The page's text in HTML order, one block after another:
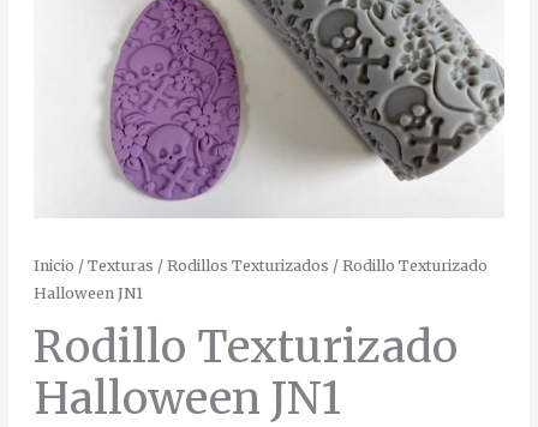
Inicio / Texturas / Rodillos Texturizados / Rodillo Texturizado
Halloween JN1
Rodillo Texturizado
Halloween JN1